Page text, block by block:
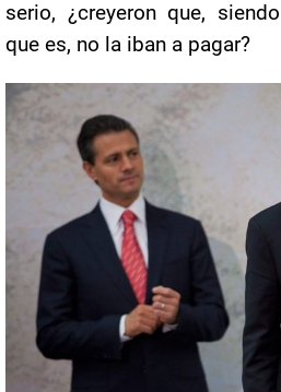
serio, ¿creyeron que,
que es, no la iban a pagar?